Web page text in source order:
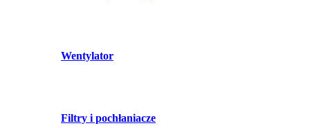
Wentylator
Filtry i pochłaniacze